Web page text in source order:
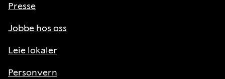
Presse
Jobbe hos oss
Leie lokaler
Personvern